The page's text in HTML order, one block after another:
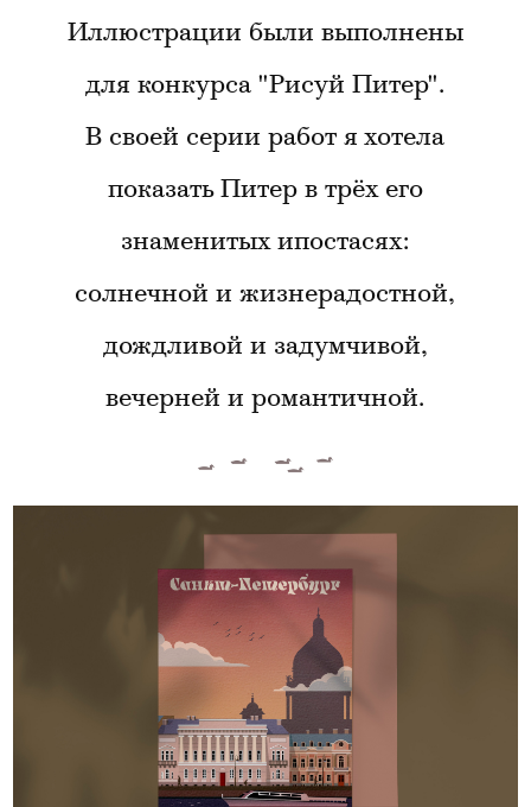
Иллюстрации были выполнены
для конкурса "Рисуй Питер".
В своей серии работ я хотела
показать Питер в трёх его
знаменитых ипостасях:
солнечной и жизнерадостной,
дождливой и задумчивой,
вечерней и романтичной.